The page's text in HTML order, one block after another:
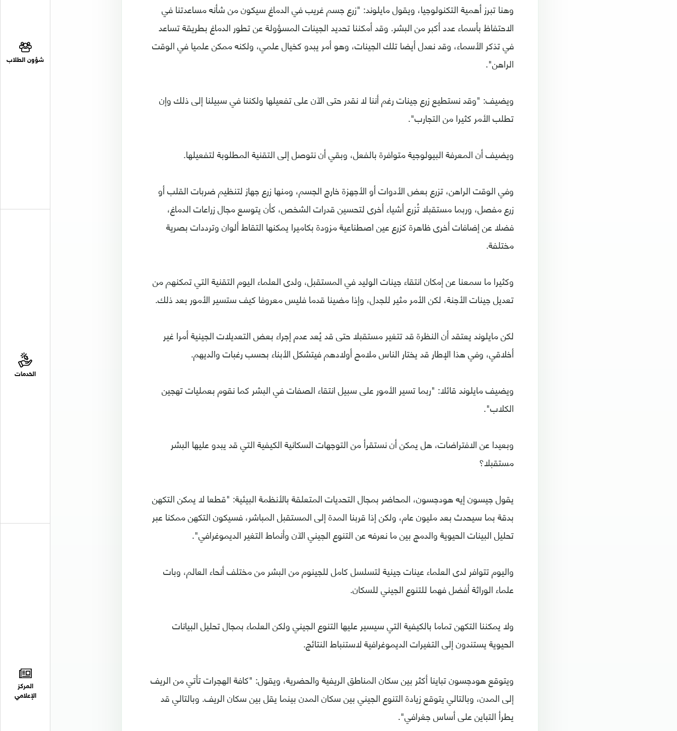
شؤون الطلاب
الخدمات
المركز
الإعلامي
وهنا تبرز أهمية التكنولوجيا، ويقول مايلوند: "زرع جسم غريب في الدماغ سيكون من شأنه مساعدتنا في
الاحتفاظ بأسماء عدد أكبر من البشر. وقد أمكننا تحديد الجينات المسؤولة عن تطور الدماغ بطريقة تساعد
في تذكر الأسماء، وقد نعدل أيضا تلك الجينات، وهو أمر يبدو كخيال علمي، ولكنه ممكن علميا في الوقت
الراهن".
ويضيف: "وقد نستطيع زرع جينات رغم أننا لا نقدر حتى الآن على تفعيلها ولكننا في سبيلنا إلى ذلك وإن
تطلب الأمر كثيرا من التجارب".
ويضيف أن المعرفة البيولوجية متوافرة بالفعل، وبقي أن نتوصل إلى التقنية المطلوبة لتفعيلها.
وفي الوقت الراهن، تزرع بعض الأدوات أو الأجهزة خارج الجسم، ومنها زرع جهاز لتنظيم ضربات القلب أو
زرع مفصل، وربما مستقبلا تُزرع أشياء أخرى لتحسين قدرات الشخص، كأن يتوسع مجال زراعات الدماغ،
فضلا عن إضافات أخرى ظاهرة كزرع عين اصطناعية مزودة بكاميرا يمكنها التقاط ألوان وترددات بصرية
مختلفة.
وكثيرا ما سمعنا عن إمكان انتقاء جينات الوليد في المستقبل، ولدى العلماء اليوم التقنية التي تمكنهم من
تعديل جينات الأجنة، لكن الأمر مثير للجدل، وإذا مضينا قدما فليس معروفا كيف ستسير الأمور بعد ذلك.
لكن مايلوند يعتقد أن النظرة قد تتغير مستقبلا حتى قد يُعد عدم إجراء بعض التعديلات الجينية أمرا غير
أخلاقي، وفي هذا الإطار قد يختار الناس ملامح أولادهم فيتشكل الأبناء بحسب رغبات والديهم.
ويضيف مايلوند قائلا: "ربما تسير الأمور على سبيل انتقاء الصفات في البشر كما نقوم بعمليات تهجين
الكلاب".
وبعيدا عن الافتراضات، هل يمكن أن نستقرأ من التوجهات السكانية الكيفية التي قد يبدو عليها البشر
مستقبلا؟
يقول جيسون إيه هودجسون، المحاضر بمجال التحديات المتعلقة بالأنظمة البيئية: "قطعا لا يمكن التكهن
بدقة بما سيحدث بعد مليون عام، ولكن إذا قربنا المدة إلى المستقبل المباشر، فسيكون التكهن ممكنا عبر
تحليل البينات الحيوية والدمج بين ما نعرفه عن التنوع الجيني الآن وأنماط التغير الديموغرافي".
واليوم تتوافر لدى العلماء عينات جينية لتسلسل كامل للجينوم من البشر من مختلف أنحاء العالم، وبات
علماء الوراثة أفضل فهما للتنوع الجيني للسكان.
ولا يمكننا التكهن تماما بالكيفية التي سيسير عليها التنوع الجيني ولكن العلماء بمجال تحليل البيانات
الحيوية يستندون إلى التغيرات الديموغرافية لاستنباط النتائج.
ويتوقع هودجسون تباينا أكثر بين سكان المناطق الريفية والحضرية، ويقول: "كافة الهجرات تأتي من الريف
إلى المدن، وبالتالي يتوقع زيادة التنوع الجيني بين سكان المدن بينما يقل بين سكان الريف. وبالتالي قد
يطرأ التباين على أساس جغرافي".